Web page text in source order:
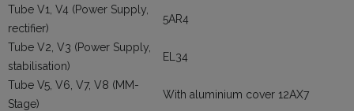
Tube V1, V4 (Power Supply,
rectifier)
5AR4
Tube V2, V3 (Power Supply,
stabilisation)
EL34
Tube V5, V6, V7, V8 (MM-
Stage)
With aluminium cover 12AX7